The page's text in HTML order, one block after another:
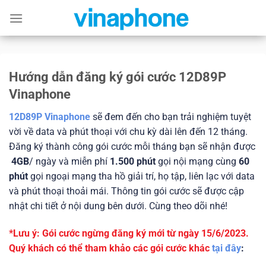
content
Hướng dẫn đăng ký gói cước 12D89P
Vinaphone
12D89P Vinaphone sẽ đem đến cho bạn trải nghiệm tuyệt
vời về data và phút thoại với chu kỳ dài lên đến 12 tháng.
Đăng ký thành công gói cước mỗi tháng bạn sẽ nhận được
4GB/ ngày và miễn phí 1.500 phút gọi nội mạng cùng 60
phút gọi ngoại mạng tha hồ giải trí, họ tập, liên lạc với data
và phút thoại thoải mái. Thông tin gói cước sẽ được cập
nhật chi tiết ở nội dung bên dưới. Cùng theo dõi nhé!
*Lưu ý: Gói cước ngừng đăng ký mới từ ngày 15/6/2023.
Quý khách có thể tham khảo các gói cước khác tại đây: